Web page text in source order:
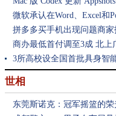
微软承认在Word、Excel和
误，遭大量投诉后回调
拼多多买手机出现问题商
商办最低首付调至3成 北上
3所高校设全国首批具身智
世相
东莞斯诺克：冠军摇篮的